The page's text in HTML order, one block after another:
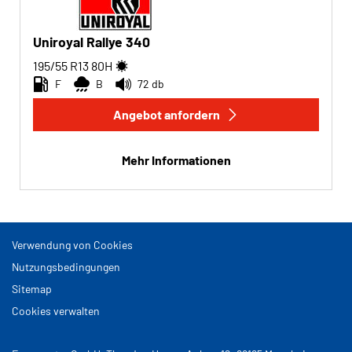
Uniroyal Rallye 340
195/55 R13 80H
F B 72 db
Angebot anfordern
Mehr Informationen
Verwendung von Cookies
Nutzungsbedingungen
Sitemap
Cookies verwalten